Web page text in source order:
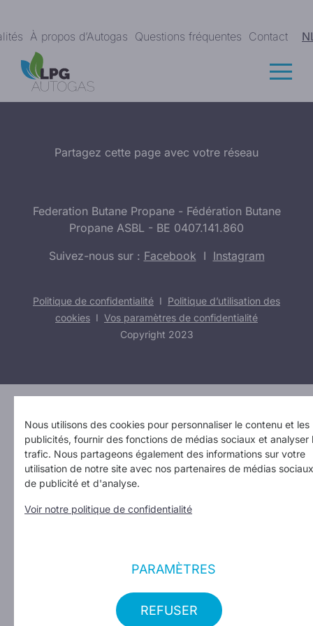
À propos d’Autogas Questions fréquentes Contact
Partagez cette page avec votre réseau
Federation Butane Propane - Fédération Butane
Propane ASBL - BE 0407.141.860
Suivez-nous sur : Facebook I Instagram
Politique de confidentialité I Politique d’utilisation des
cookies I Vos paramètres de confidentialité
Copyright 2023
Nous utilisons des cookies pour personnaliser le contenu et les
publicités, fournir des fonctions de médias sociaux et analyser
trafic. Nous partageons également des informations sur votre
utilisation de notre site avec nos partenaires de médias
de publicité et d'analyse.
Voir notre politique de confidentialité
PARAMÈTRES
REFUSER